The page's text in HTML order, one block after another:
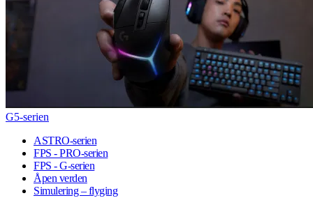
G5-serien
ASTRO-serien
FPS - PRO-serien
FPS - G-serien
Åpen verden
Simulering – flyging